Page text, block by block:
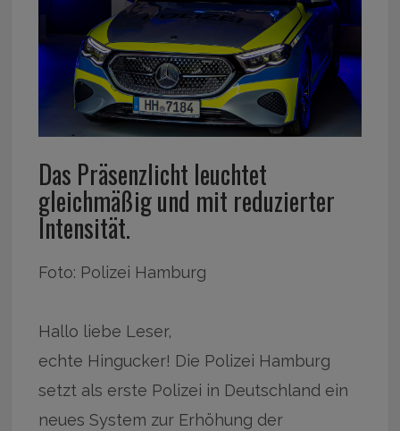
Das Präsenzlicht leuchtet
gleichmäßig und mit reduzierter
Intensität.
Foto: Polizei Hamburg
Hallo liebe Leser,
echte Hingucker! Die Polizei Hamburg
setzt als erste Polizei in Deutschland ein
neues System zur Erhöhung der